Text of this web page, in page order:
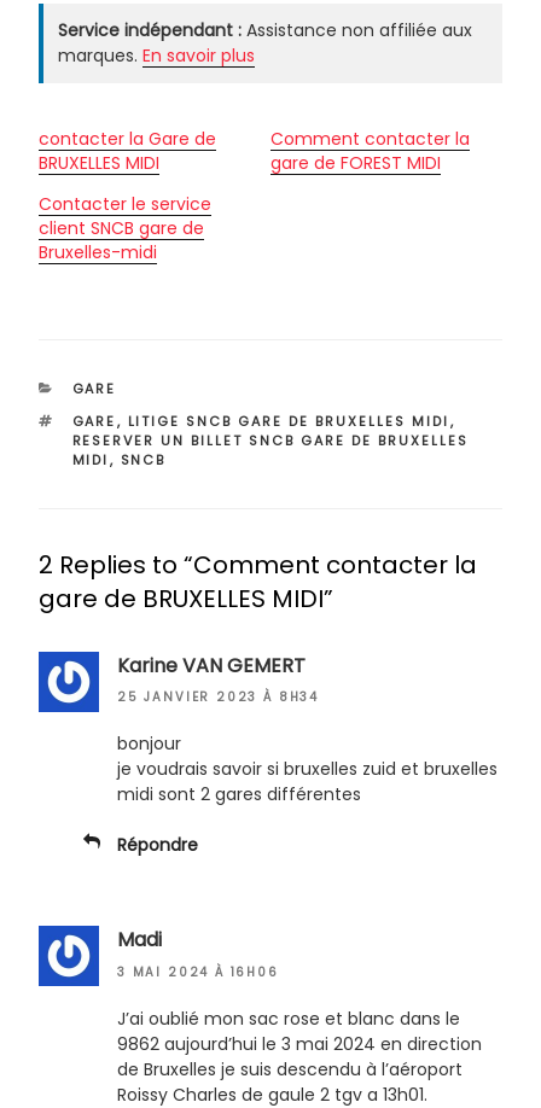
Service indépendant : Assistance non affiliée aux
marques. En savoir plus
contacter la Gare de
BRUXELLES MIDI
Comment contacter la
gare de FOREST MIDI
Contacter le service
client SNCB gare de
Bruxelles-midi
CATÉGORIES
GARE
ÉTIQUETTES
GARE, LITIGE SNCB GARE DE BRUXELLES MIDI,
RESERVER UN BILLET SNCB GARE DE BRUXELLES
MIDI, SNCB
2 Replies to “Comment contacter la
gare de BRUXELLES MIDI”
Karine VAN GEMERT
25 JANVIER 2023 À 8H34
bonjour
je voudrais savoir si bruxelles zuid et bruxelles
midi sont 2 gares différentes
Répondre
Madi
3 MAI 2024 À 16H06
J’ai oublié mon sac rose et blanc dans le
9862 aujourd’hui le 3 mai 2024 en direction
de Bruxelles je suis descendu à l’aéroport
Roissy Charles de gaule 2 tgv a 13h01.